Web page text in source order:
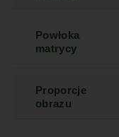
Powłoka
matrycy
Proporcje
obrazu